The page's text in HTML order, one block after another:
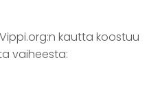
kautta koostuu
vaiheesta: